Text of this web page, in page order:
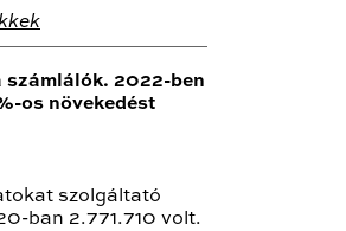
számlálók. 2022-ben
os növekedést
szolgáltató
ban 2.771.710 volt.